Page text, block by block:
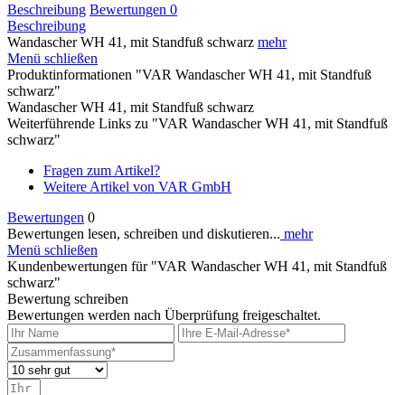
Beschreibung Bewertungen 0
Beschreibung
Wandascher WH 41, mit Standfuß schwarz mehr
Menü schließen
Produktinformationen "VAR Wandascher WH 41, mit Standfuß
schwarz"
Wandascher WH 41, mit Standfuß schwarz
Weiterführende Links zu "VAR Wandascher WH 41, mit Standfuß
schwarz"
Fragen zum Artikel?
Weitere Artikel von VAR GmbH
Bewertungen 0
Bewertungen lesen, schreiben und diskutieren... mehr
Menü schließen
Kundenbewertungen für "VAR Wandascher WH 41, mit Standfuß
schwarz"
Bewertung schreiben
Bewertungen werden nach Überprüfung freigeschaltet.